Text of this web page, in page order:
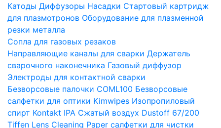
Катоды Диффузоры Насадки Стартовый картридж
для плазмотронов Оборудование для плазменной
резки металла
Сопла для газовых резаков
Направляющие каналы для сварки Держатель
сварочного наконечника Газовый диффузор
Электроды для контактной сварки
Безворсовые палочки COML100 Безворсовые
салфетки для оптики Kimwipes Изопропиловый
спирт Kontakt IPA Сжатый воздух Dustoff 67/200
Tiffen Lens Cleaning Paper салфетки для чистки